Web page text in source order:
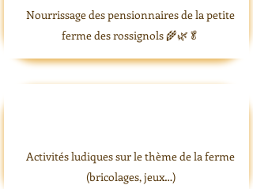
Nourrissage des pensionnaires de la petite
ferme des rossignols 🌾🌿🥬
Activités ludiques sur le thème de la ferme
(bricolages, jeux…)